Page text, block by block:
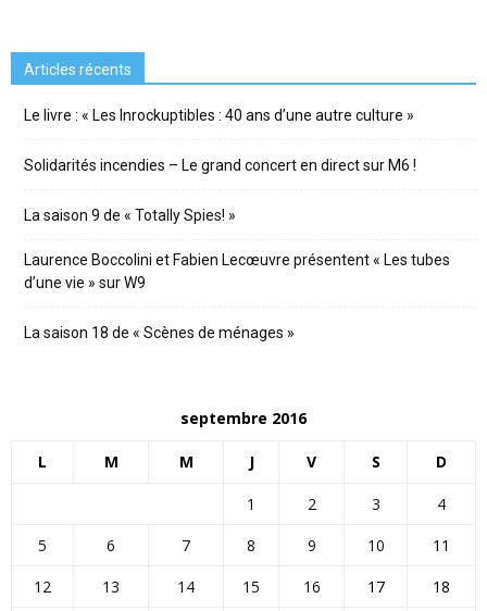
Articles récents
Le livre : « Les Inrockuptibles : 40 ans d’une autre culture »
Solidarités incendies – Le grand concert en direct sur M6 !
La saison 9 de « Totally Spies! »
Laurence Boccolini et Fabien Lecœuvre présentent « Les tubes
d’une vie » sur W9
La saison 18 de « Scènes de ménages »
septembre 2016
L M M J V S D
1 2 3
4
5
6 7 8 9 10
11
12
13 14 15 16 17
18